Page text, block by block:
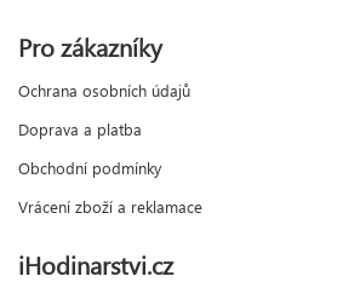
Pro zákazníky
Ochrana osobních údajů
Doprava a platba
Obchodní podmínky
Vrácení zboží a reklamace
iHodinarstvi.cz